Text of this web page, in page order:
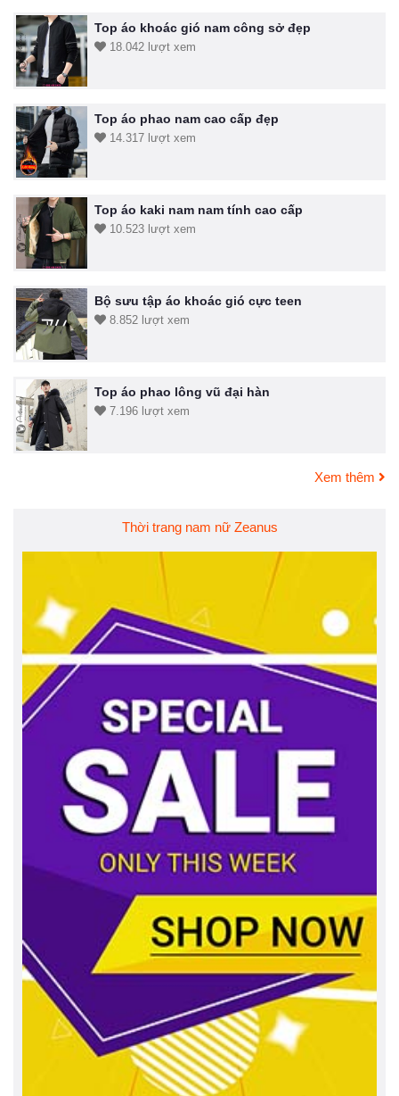
Top áo khoác gió nam công sở đẹp
18.042 lượt xem
Top áo phao nam cao cấp đẹp
14.317 lượt xem
Top áo kaki nam nam tính cao cấp
10.523 lượt xem
Bộ sưu tập áo khoác gió cực teen
8.852 lượt xem
Top áo phao lông vũ đại hàn
7.196 lượt xem
Xem thêm
Thời trang nam nữ Zeanus